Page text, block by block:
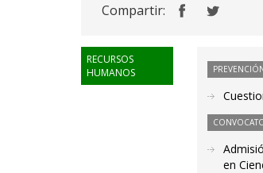
Compartir:
RECURSOS
HUMANOS
en